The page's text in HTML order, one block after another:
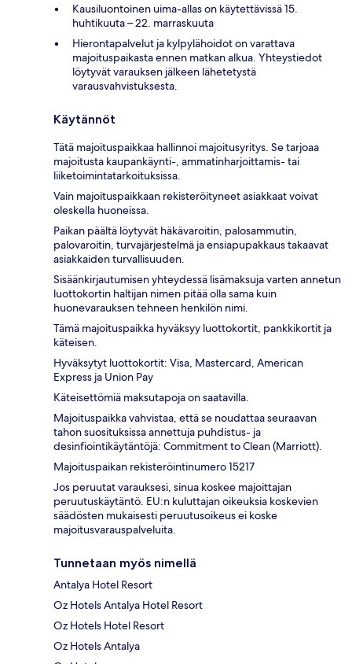
Kausiluontoinen uima-allas on käytettävissä 15.
huhtikuuta – 22. marraskuuta
Hierontapalvelut ja kylpylähoidot on varattava
majoituspaikasta ennen matkan alkua. Yhteystiedot
löytyvät varauksen jälkeen lähetetystä
varausvahvistuksesta.
Käytännöt
Tätä majoituspaikkaa hallinnoi majoitusyritys. Se tarjoaa
majoitusta kaupankäynti-, ammatinharjoittamis- tai
liiketoimintatarkoituksissa.
Vain majoituspaikkaan rekisteröityneet asiakkaat voivat
oleskella huoneissa.
Paikan päältä löytyvät häkävaroitin, palosammutin,
palovaroitin, turvajärjestelmä ja ensiapupakkaus takaavat
asiakkaiden turvallisuuden.
Sisäänkirjautumisen yhteydessä lisämaksuja varten annetun
luottokortin haltijan nimen pitää olla sama kuin
huonevarauksen tehneen henkilön nimi.
Tämä majoituspaikka hyväksyy luottokortit, pankkikortit ja
käteisen.
Hyväksytyt luottokortit: Visa, Mastercard, American
Express ja Union Pay
Käteisettömiä maksutapoja on saatavilla.
Majoituspaikka vahvistaa, että se noudattaa seuraavan
tahon suosituksissa annettuja puhdistus- ja
desinfiointikäytäntöjä: Commitment to Clean (Marriott).
Majoituspaikan rekisteröintinumero 15217
Jos peruutat varauksesi, sinua koskee majoittajan
peruutuskäytäntö. EU:n kuluttajan oikeuksia koskevien
säädösten mukaisesti peruutusoikeus ei koske
majoitusvarauspalveluita.
Tunnetaan myös nimellä
Antalya Hotel Resort
Oz Hotels Antalya Hotel Resort
Oz Hotels Hotel Resort
Oz Hotels Antalya